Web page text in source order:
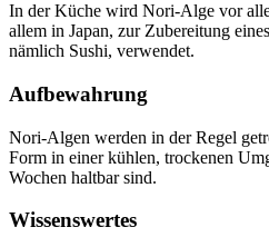
In der Küche wird Nori-Alge vor
allem in Japan, zur Zubereitung
nämlich Sushi, verwendet.
Aufbewahrung
Nori-Algen werden in der Regel
Form in einer kühlen, trockenen
Wochen haltbar sind.
Wissenswertes